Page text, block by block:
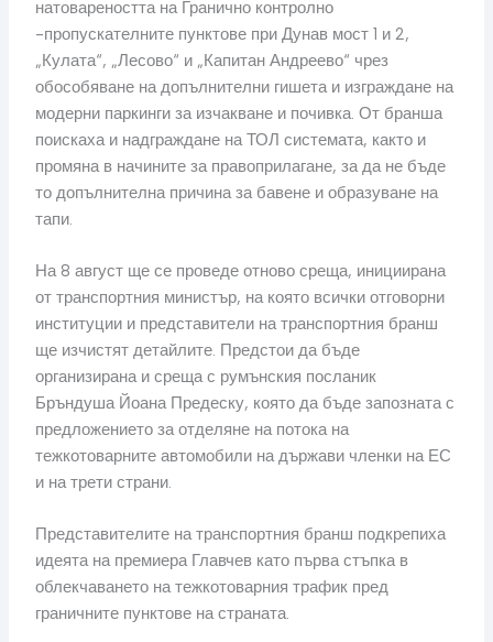
натовареността на Гранично контролно
-пропускателните пунктове при Дунав мост 1 и 2,
„Кулата“, „Лесово“ и „Капитан Андреево“ чрез
обособяване на допълнителни гишета и изграждане на
модерни паркинги за изчакване и почивка. От бранша
поискаха и надграждане на ТОЛ системата, както и
промяна в начините за правоприлагане, за да не бъде
то допълнителна причина за бавене и образуване на
тапи.
На 8 август ще се проведе отново среща, инициирана
от транспортния министър, на която всички отговорни
институции и представители на транспортния бранш
ще изчистят детайлите. Предстои да бъде
организирана и среща с румънския посланик
Бръндуша Йоана Предеску, която да бъде запозната с
предложението за отделяне на потока на
тежкотоварните автомобили на държави членки на ЕС
и на трети страни.
Представителите на транспортния бранш подкрепиха
идеята на премиера Главчев като първа стъпка в
облекчаването на тежкотоварния трафик пред
граничните пунктове на страната.